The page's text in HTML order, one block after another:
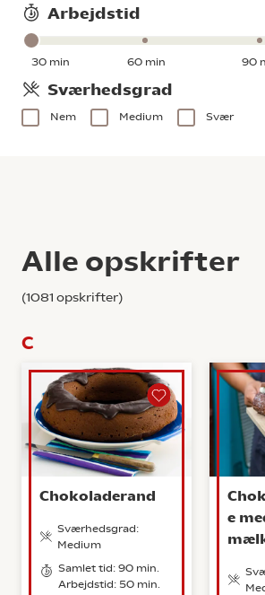
Arbejdstid
30 min 60 min 90
Sværhedsgrad
Nem Medium Svær
Alle opskrifter
(1081 opskrifter)
C
Chokoladerand
Sværhedsgrad:
Medium
Samlet tid: 90 min.
Arbejdstid: 50 min.
e